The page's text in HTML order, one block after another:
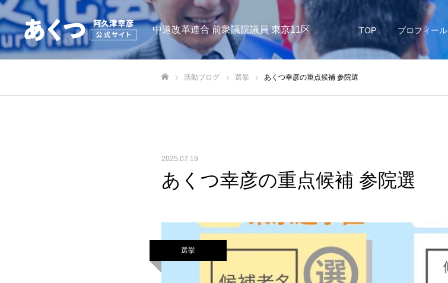
中道改革連合 前衆議院議員 東京11区 TOP プロフィール
活動ブログ 選挙 あくつ幸彦の重点候補 参院選
2025.07.19
あくつ幸彦の重点候補 参院選
選挙